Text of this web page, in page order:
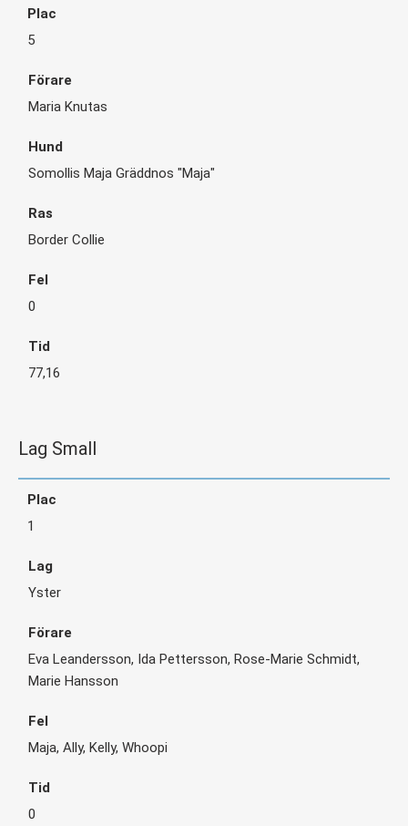
5
Maria Knutas
Somollis Maja Gräddnos "Maja"
Border Collie
0
77,16
Lag Small
1
Yster
Eva Leandersson, Ida Pettersson, Rose-Marie Schmidt,
Marie Hansson
Maja, Ally, Kelly, Whoopi
0